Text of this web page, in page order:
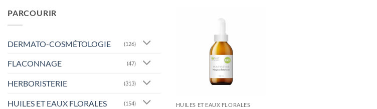
PARCOURIR
DERMATO-COSMÉTOLOGIE (126)
FLACONNAGE (47)
HERBORISTERIE (313)
HUILES ET EAUX FLORALES (154) HUILES ET EAUX FLORALES